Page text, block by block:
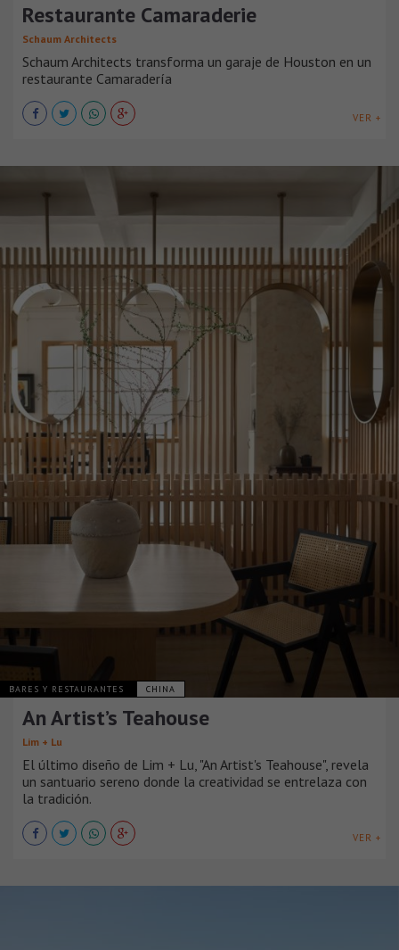
Restaurante Camaraderie
Schaum Architects
Schaum Architects transforma un garaje de Houston en un
restaurante Camaradería
VER +
BARES Y RESTAURANTES CHINA
An Artist’s Teahouse
Lim + Lu
El último diseño de Lim + Lu, "An Artist's Teahouse", revela
un santuario sereno donde la creatividad se entrelaza con
la tradición.
VER +